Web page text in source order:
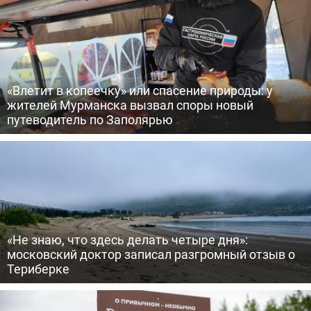
«Влетит в копеечку» или спасение природы: у
жителей Мурманска вызвал споры новый
путеводитель по Заполярью
«Не знаю, что здесь делать четыре дня»:
московский доктор записал разгромный отзыв о
Териберке